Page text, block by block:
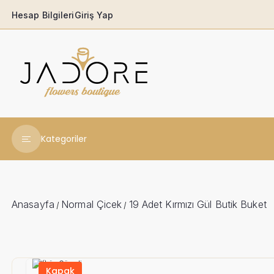
Hesap BilgileriGiriş Yap
Kategoriler
Babaya
Ferforjeler
Anasayfa / Normal Çicek / 19 Adet Kırmızı Gül Butik Buket
Kapak